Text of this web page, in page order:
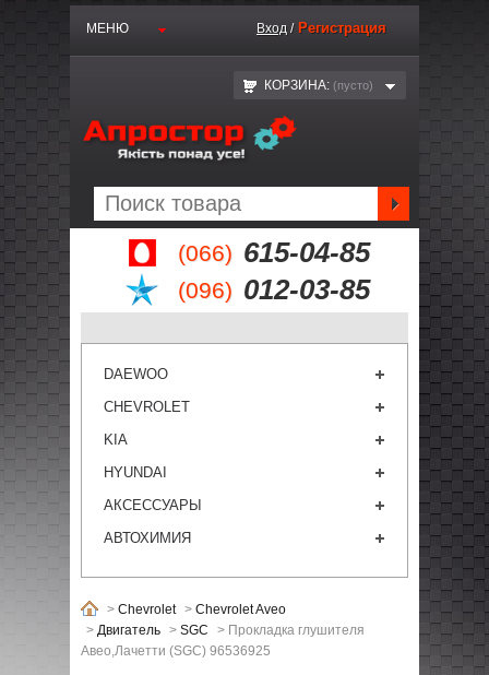
(066) 615-04-85
(096) 012-03-85
МЕНЮ Вход / Регистрация
КОРЗИНА: (пустo)
DAEWOO
CHEVROLET
KIA
HYUNDAI
АКСЕССУАРЫ
АВТОХИМИЯ
> Chevrolet > Chevrolet Aveo
> Двигатель > SGC > Прокладка глушителя
Авео,Лачетти (SGC) 96536925